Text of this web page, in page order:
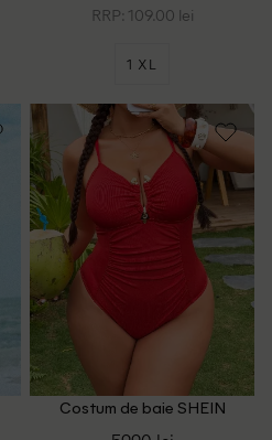
RRP: 109.00 lei
1 XL
Costum de baie SHEIN